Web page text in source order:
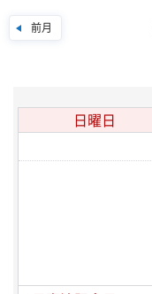
前月
日曜日